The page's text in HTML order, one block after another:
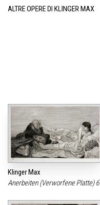
ALTRE OPERE DI KLINGER MAX
Klinger Max
Anerbeiten (Verworfene Platte) 6